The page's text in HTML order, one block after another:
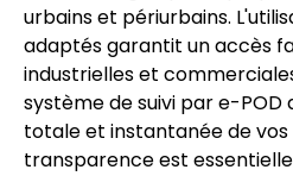
urbains et périurbains.
adaptés garantit un accès
industrielles et
système de suivi par e-
totale et instantanée de vos
transparence est